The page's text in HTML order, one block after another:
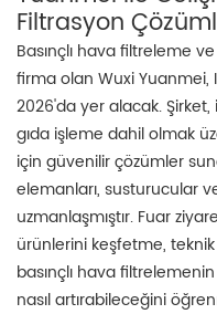
Filtrasyon
Basınçlı hava filtreleme
firma olan Wuxi Yuanmei,
2026'da yer alacak.
gıda işleme dahil olmak
için güvenilir çözümler
elemanları, susturucular
uzmanlaşmıştır. Fuar
ürünlerini keşfetme,
basınçlı hava
nasıl artırabileceğini